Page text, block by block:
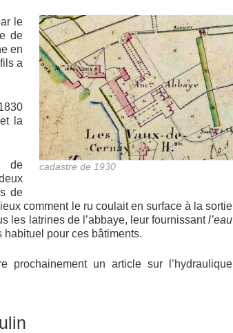
cadastre de 1930
le
de
en
a
la
de
de
comment le ru coulait en surface à la sortie
les latrines de l’abbaye, leur fournissantl’eau
habituel pour ces bâtiments.
prochainement un article sur l’hydraulique